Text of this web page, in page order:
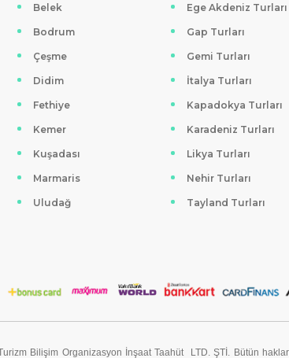
Belek
Bodrum
Çeşme
Didim
Fethiye
Kemer
Kuşadası
Marmaris
Uludağ
Ege Akdeniz Turları
Gap Turları
Gemi Turları
İtalya Turları
Kapadokya Turları
Karadeniz Turları
Likya Turları
Nehir Turları
Tayland Turları
Bilişim Organizasyon İnşaat Taahüt LTD. ŞTİ. Bütün